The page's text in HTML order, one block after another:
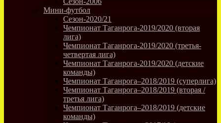
Мини-футбол
Сезон-2020/21
Чемпионат Таганрога-2019/2020 (вторая
лига)
Чемпионат Таганрога-2019/2020 (третья-
четвертая лига)
Чемпионат Таганрога-2019/2020 (детские
команды)
Чемпионат Таганрога–2018/2019 (суперлига)
Чемпионат Таганрога–2018/2019 (вторая /
третья лига)
Чемпионат Таганрога–2018/2019 (детские
команды)